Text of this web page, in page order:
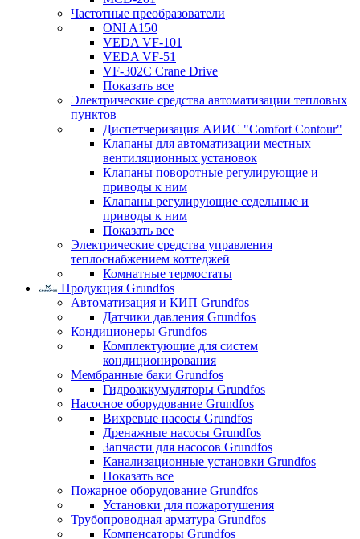
Частотные преобразователи
ONI A150
VEDA VF-101
VEDA VF-51
VF-302C Crane Drive
Показать все
Электрические средства автоматизации тепловых
пунктов
Диспетчеризация АИИС "Comfort Contour"
Клапаны для автоматизации местных
вентиляционных установок
Клапаны поворотные регулирующие и
приводы к ним
Клапаны регулирующие седельные и
приводы к ним
Показать все
Электрические средства управления
теплоснабжением коттеджей
Комнатные термостаты
Продукция Grundfos
Автоматизация и КИП Grundfos
Датчики давления Grundfos
Кондиционеры Grundfos
Комплектующие для систем
кондиционирования
Мембранные баки Grundfos
Гидроаккумуляторы Grundfos
Насосное оборудование Grundfos
Вихревые насосы Grundfos
Дренажные насосы Grundfos
Запчасти для насосов Grundfos
Канализационные установки Grundfos
Показать все
Пожарное оборудование Grundfos
Установки для пожаротушения
Трубопроводная арматура Grundfos
Компенсаторы Grundfos